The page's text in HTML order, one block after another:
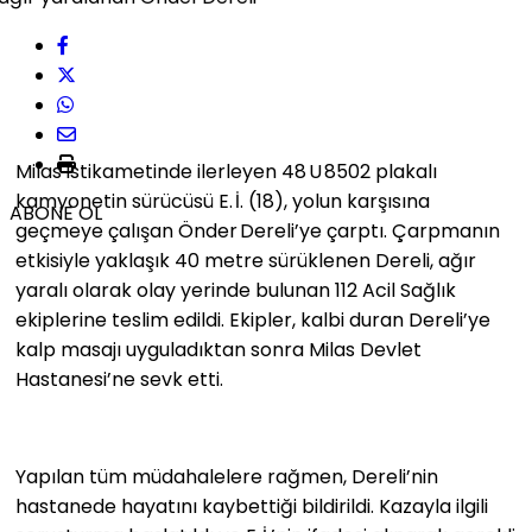
ABONE OL
Milas istikametinde ilerleyen 48 U 8502 plakalı
kamyonetin sürücüsü E. İ. (18), yolun karşısına
geçmeye çalışan Önder Dereli’ye çarptı. Çarpmanın
etkisiyle yaklaşık 40 metre sürüklenen Dereli, ağır
yaralı olarak olay yerinde bulunan 112 Acil Sağlık
ekiplerine teslim edildi. Ekipler, kalbi duran Dereli’ye
kalp masajı uyguladıktan sonra Milas Devlet
Hastanesi’ne sevk etti.
Yapılan tüm müdahalelere rağmen, Dereli’nin
hastanede hayatını kaybettiği bildirildi. Kazayla ilgili